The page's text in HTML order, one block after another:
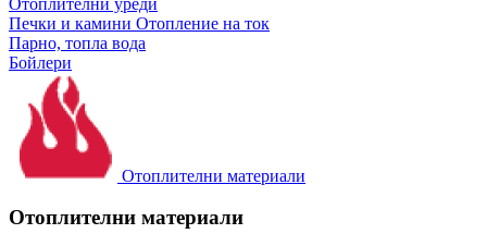
Печки и камини Отопление на ток
Парно, топла вода
Бойлери
Отоплителни материали
Отоплителни материали